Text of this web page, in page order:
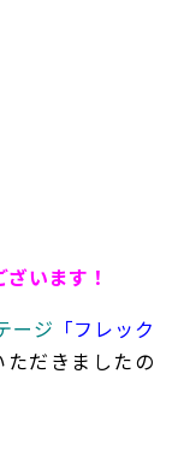
います！
ージ 「フレック
だきましたの